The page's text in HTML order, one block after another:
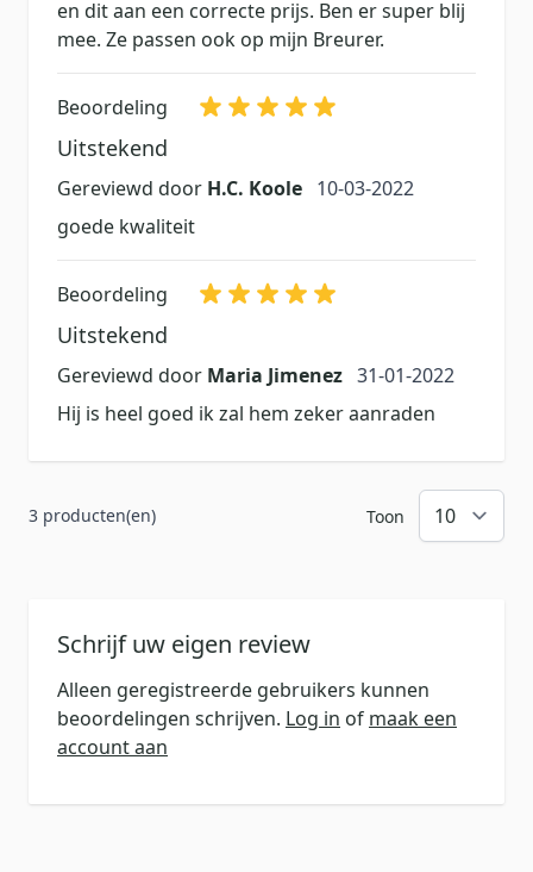
en dit aan een correcte prijs. Ben er super blij
mee. Ze passen ook op mijn Breurer.
Beoordeling
Uitstekend
Gereviewd door H.C. Koole 10 maart 2022
10-03-2022
goede kwaliteit
Beoordeling
Uitstekend
Gereviewd door Maria Jimenez 31 januari 2022
31-01-2022
Hij is heel goed ik zal hem zeker aanraden
3 producten(en) Toon
Schrijf uw eigen review
Alleen geregistreerde gebruikers kunnen
beoordelingen schrijven. Log in of maak een
account aan